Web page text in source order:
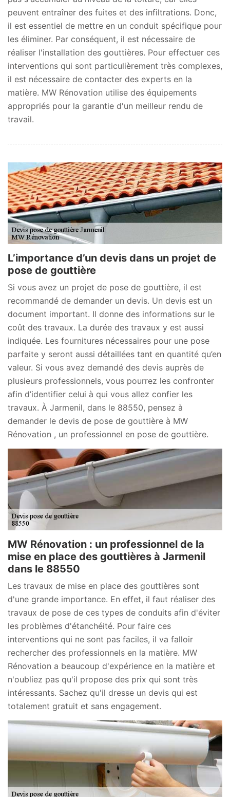
peuvent entraîner des fuites et des infiltrations. Donc,
il est essentiel de mettre en un conduit spécifique pour
les éliminer. Par conséquent, il est nécessaire de
réaliser l'installation des gouttières. Pour effectuer ces
interventions qui sont particulièrement très complexes,
il est nécessaire de contacter des experts en la
matière. MW Rénovation utilise des équipements
appropriés pour la garantie d'un meilleur rendu de
travail.
L’importance d’un devis dans un projet de
pose de gouttière
Si vous avez un projet de pose de gouttière, il est
recommandé de demander un devis. Un devis est un
document important. Il donne des informations sur le
coût des travaux. La durée des travaux y est aussi
indiquée. Les fournitures nécessaires pour une pose
parfaite y seront aussi détaillées tant en quantité qu’en
valeur. Si vous avez demandé des devis auprès de
plusieurs professionnels, vous pourrez les confronter
afin d’identifier celui à qui vous allez confier les
travaux. À Jarmenil, dans le 88550, pensez à
demander le devis de pose de gouttière à MW
Rénovation , un professionnel en pose de gouttière.
MW Rénovation : un professionnel de la
mise en place des gouttières à Jarmenil
dans le 88550
Les travaux de mise en place des gouttières sont
d'une grande importance. En effet, il faut réaliser des
travaux de pose de ces types de conduits afin d'éviter
les problèmes d'étanchéité. Pour faire ces
interventions qui ne sont pas faciles, il va falloir
rechercher des professionnels en la matière. MW
Rénovation a beaucoup d'expérience en la matière et
n'oubliez pas qu'il propose des prix qui sont très
intéressants. Sachez qu'il dresse un devis qui est
totalement gratuit et sans engagement.